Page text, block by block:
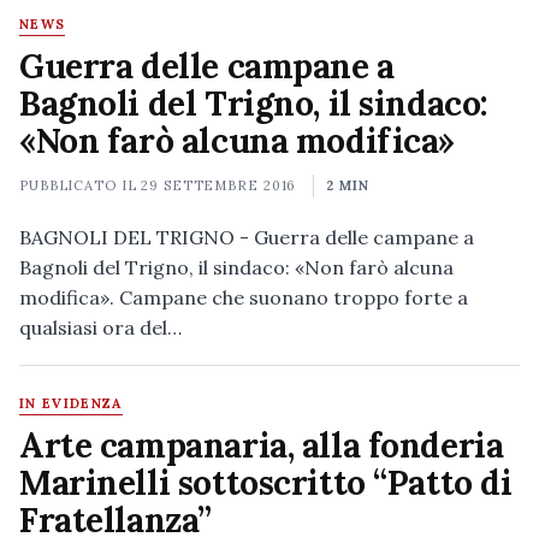
NEWS
Guerra delle campane a
Bagnoli del Trigno, il sindaco:
«Non farò alcuna modifica»
PUBBLICATO IL29 SETTEMBRE 2016 2 MIN
BAGNOLI DEL TRIGNO - Guerra delle campane a
Bagnoli del Trigno, il sindaco: «Non farò alcuna
modifica». Campane che suonano troppo forte a
qualsiasi ora del…
IN EVIDENZA
Arte campanaria, alla fonderia
Marinelli sottoscritto “Patto di
Fratellanza”